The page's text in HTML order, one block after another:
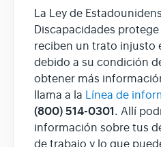
La Ley de
Discapacidades
reciben un trato injusto
debido a su condición
obtener más
llama a la Línea de
(800) 514-0301. Allí
información sobre tus
de trabajo y lo que